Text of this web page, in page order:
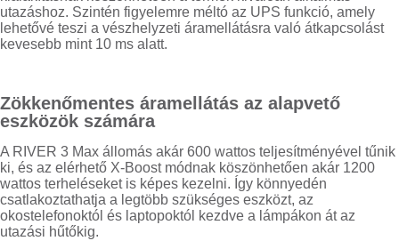
utazáshoz. Szintén figyelemre méltó az UPS funkció, amely
lehetővé teszi a vészhelyzeti áramellátásra való átkapcsolást
kevesebb mint 10 ms alatt.
Zökkenőmentes áramellátás az alapvető
eszközök számára
A RIVER 3 Max állomás akár 600 wattos teljesítményével tűnik
ki, és az elérhető X-Boost módnak köszönhetően akár 1200
wattos terheléseket is képes kezelni. Így könnyedén
csatlakoztathatja a legtöbb szükséges eszközt, az
okostelefonoktól és laptopoktól kezdve a lámpákon át az
utazási hűtőkig.